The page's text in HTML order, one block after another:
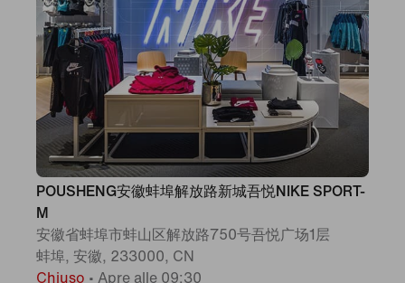
POUSHENG安徽蚌埠解放路新城吾悦NIKE SPORT-
M
安徽省蚌埠市蚌山区解放路750号吾悦广场1层
蚌埠, 安徽, 233000, CN
Chiuso • Apre alle 09:30